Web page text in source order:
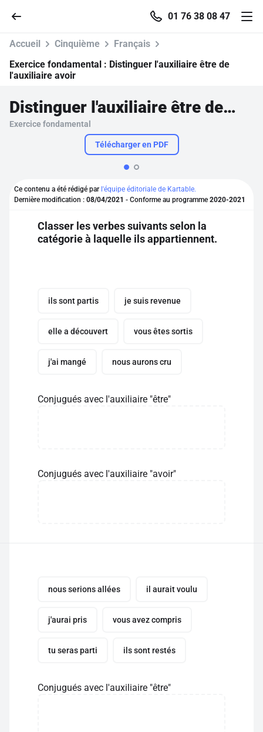
01 76 38 08 47
Parcourir
Se connecter
S'inscrire gratuitement
Accueil Cinquième
Français
Exercice fondamental : Distinguer l'auxiliaire être de
l'auxiliaire avoir
Distinguer l'auxiliaire être de l'auxiliaire avoir
Exercice fondamental
Télécharger en PDF
Ce contenu a été rédigé par l'équipe éditoriale de Kartable.
Dernière modification : 08/04/2021 - Conforme au programme 2020-2021
Classer les verbes suivants selon la
catégorie à laquelle ils appartiennent.
ils sont partis je suis revenue
elle a découvert vous êtes sortis
j'ai mangé nous aurons cru
Conjugués avec l'auxiliaire "être"
Conjugués avec l'auxiliaire "avoir"
nous serions allées il aurait voulu
j'aurai pris vous avez compris
tu seras parti ils sont restés
Conjugués avec l'auxiliaire "être"